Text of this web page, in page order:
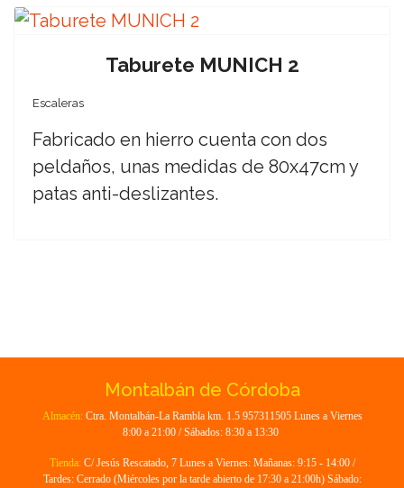
Taburete MUNICH 2
Escaleras
Fabricado en hierro cuenta con dos
peldaños, unas medidas de 80x47cm y
patas anti-deslizantes.
Montalbán de Córdoba
Almacén: Ctra. Montalbán-La Rambla km. 1.5 957311505 Lunes a Viernes
8:00 a 21:00 / Sábados: 8:30 a 13:30
Tienda: C/ Jesús Rescatado, 7 Lunes a Viernes: Mañanas: 9:15 - 14:00 /
Tardes: Cerrado (Miércoles por la tarde abierto de 17:30 a 21:00h) Sábado: